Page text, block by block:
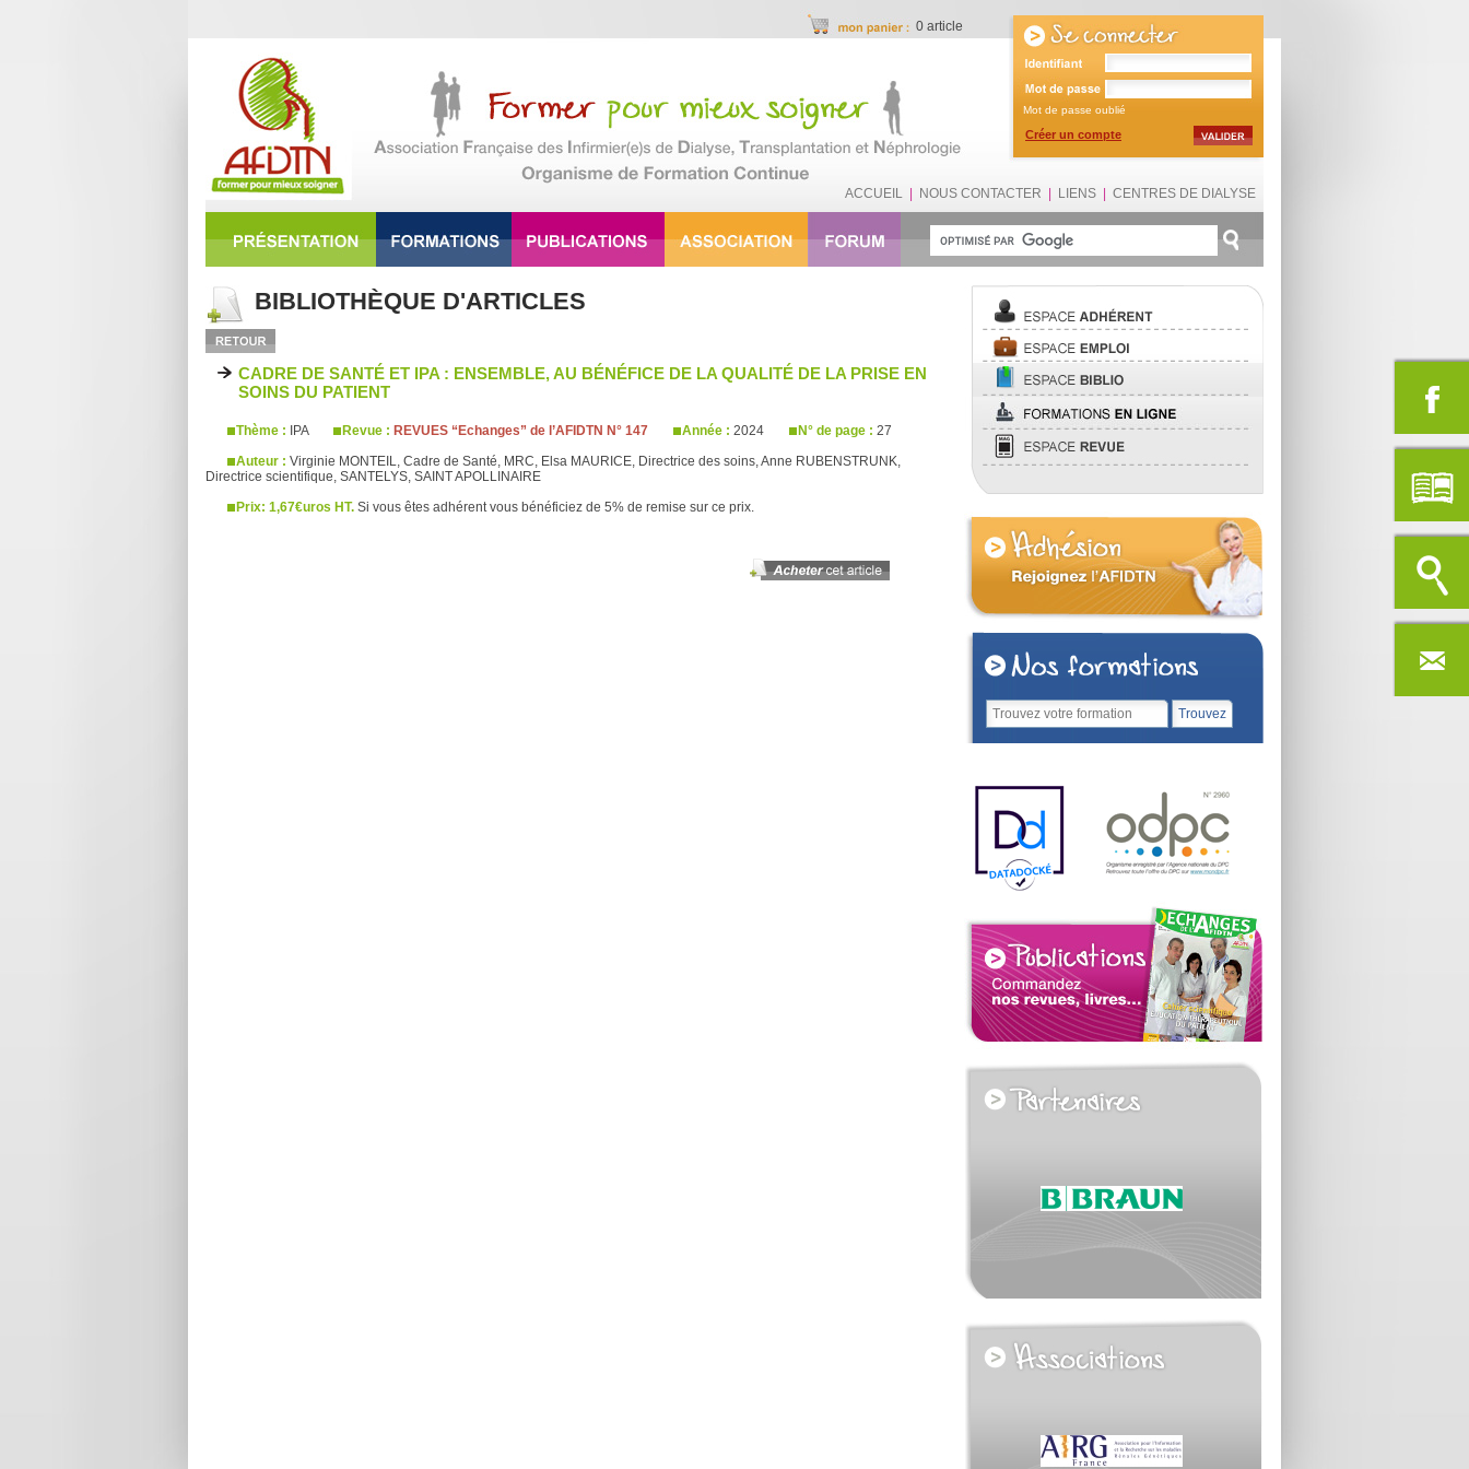
0 article
Mot de passe oublié
Créer un compte
ACCUEIL NOUS CONTACTER LIENS CENTRES DE DIALYSE
BIBLIOTHÈQUE D'ARTICLES
CADRE DE SANTÉ ET IPA : ENSEMBLE, AU BÉNÉFICE DE LA QUALITÉ DE LA PRISE EN
SOINS DU PATIENT
Thème : IPA Revue : REVUES “Echanges” de l’AFIDTN N° 147 Année : 2024 N° de page : 27
Auteur : Virginie MONTEIL, Cadre de Santé, MRC, Elsa MAURICE, Directrice des soins, Anne RUBENSTRUNK,
Directrice scientifique, SANTELYS, SAINT APOLLINAIRE
Prix: 1,67€uros HT. Si vous êtes adhérent vous bénéficiez de 5% de remise sur ce prix.